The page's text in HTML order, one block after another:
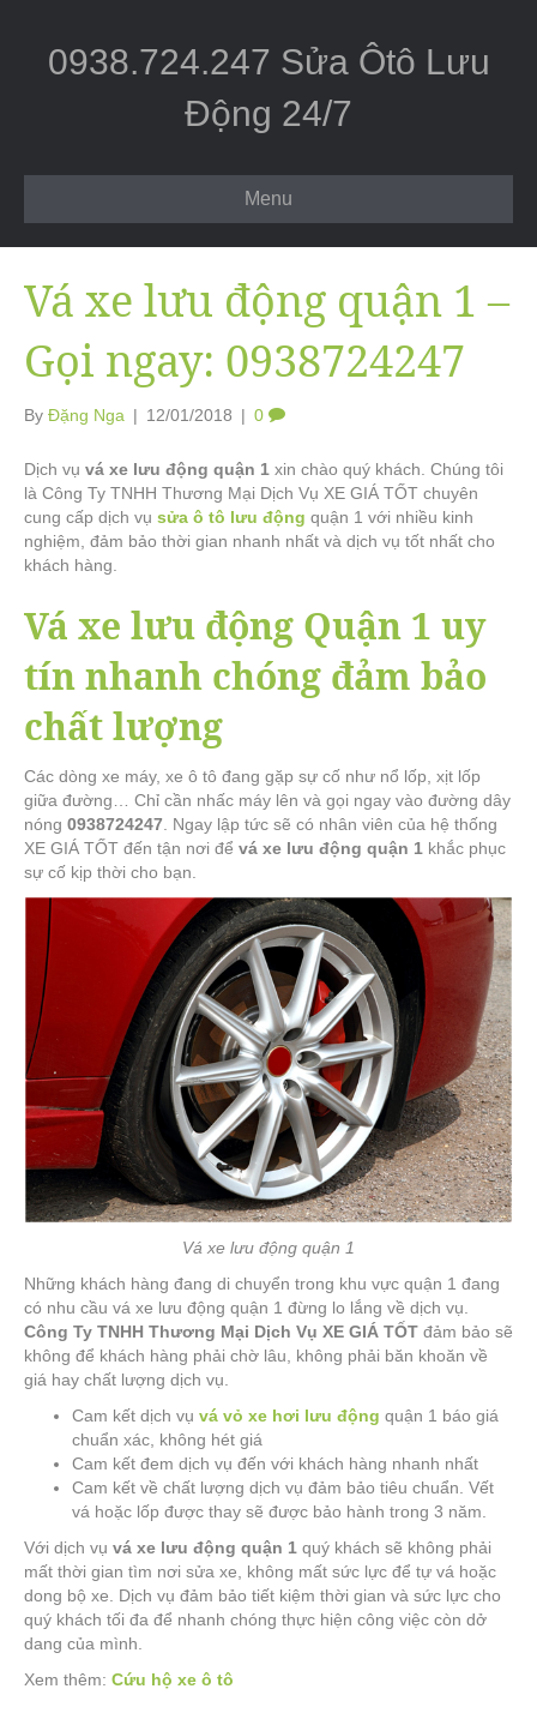
0938.724.247 Sửa Ôtô Lưu
Động 24/7
Menu
Vá xe lưu động quận 1 –
Gọi ngay: 0938724247
By Đặng Nga | 12/01/2018 | 0
Dịch vụ vá xe lưu động quận 1 xin chào quý khách. Chúng tôi
là Công Ty TNHH Thương Mại Dịch Vụ XE GIÁ TỐT chuyên
cung cấp dịch vụ sửa ô tô lưu động quận 1 với nhiều kinh
nghiệm, đảm bảo thời gian nhanh nhất và dịch vụ tốt nhất cho
khách hàng.
Vá xe lưu động Quận 1 uy
tín nhanh chóng đảm bảo
chất lượng
Các dòng xe máy, xe ô tô đang gặp sự cố như nổ lốp, xịt lốp
giữa đường… Chỉ cần nhấc máy lên và gọi ngay vào đường dây
nóng 0938724247 . Ngay lập tức sẽ có nhân viên của hệ thống
XE GIÁ TỐT đến tận nơi để vá xe lưu động quận 1 khắc phục
sự cố kịp thời cho bạn.
Vá xe lưu động quận 1
Những khách hàng đang di chuyển trong khu vực quận 1 đang
có nhu cầu vá xe lưu động quận 1 đừng lo lắng về dịch vụ.
Công Ty TNHH Thương Mại Dịch Vụ XE GIÁ TỐT đảm bảo sẽ
không để khách hàng phải chờ lâu, không phải băn khoăn về
giá hay chất lượng dịch vụ.
Cam kết dịch vụ vá vỏ xe hơi lưu động quận 1 báo giá
chuẩn xác, không hét giá
Cam kết đem dịch vụ đến với khách hàng nhanh nhất
Cam kết về chất lượng dịch vụ đảm bảo tiêu chuẩn. Vết
vá hoặc lốp được thay sẽ được bảo hành trong 3 năm.
Với dịch vụ vá xe lưu động quận 1 quý khách sẽ không phải
mất thời gian tìm nơi sửa xe, không mất sức lực để tự vá hoặc
dong bộ xe. Dịch vụ đảm bảo tiết kiệm thời gian và sức lực cho
quý khách tối đa để nhanh chóng thực hiện công việc còn dở
dang của mình.
Xem thêm: Cứu hộ xe ô tô